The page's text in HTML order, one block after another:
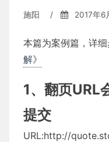
施阳 / 2017年6
本篇为案例篇，详
解》
1、翻页URL
提交
URL:http://